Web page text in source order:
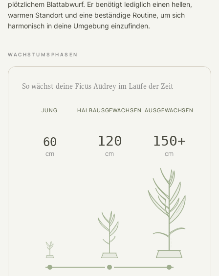
plötzlichem Blattabwurf. Er benötigt lediglich einen hellen,
warmen Standort und eine beständige Routine, um sich
harmonisch in deine Umgebung einzufinden.
WACHSTUMSPHASEN
So wächst deine Ficus Audrey im Laufe der Zeit
JUNG
60
cm
HALBAUSGEWACHSEN
120
cm
AUSGEWACHSEN
150+
cm